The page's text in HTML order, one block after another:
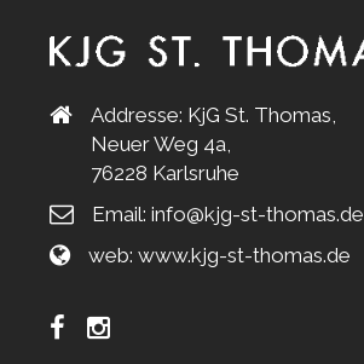
Addresse: KjG St. Thomas,
Neuer Weg 4a,
76228 Karlsruhe
Email:info@kjg-st-thomas.de
web:www.kjg-st-thomas.de